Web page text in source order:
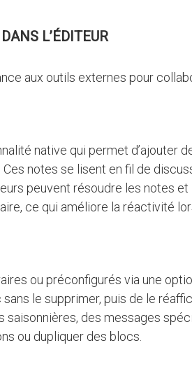
L’ÉDITEUR
aux outils externes pour
native qui permet d’ajouter
notes se lisent en fil de
peuvent résoudre les notes et
ce qui améliore la réactivité
ou préconfigurés via une
le supprimer, puis de le
des messages
ou dupliquer des blocs.